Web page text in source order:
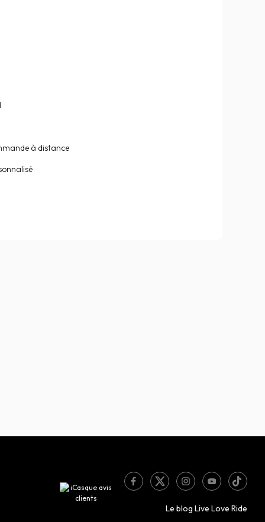
à distance
Le blog Live Love Ride